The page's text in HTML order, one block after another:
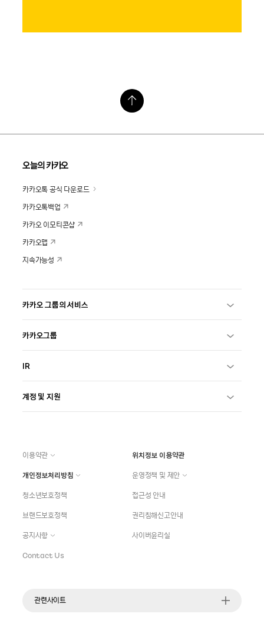
오늘의 카카오
카카오톡 공식 다운로드
카카오톡백업
카카오 이모티콘샵
카카오맵
지속가능성
카카오 그룹의 서비스
카카오그룹
IR
계정 및 지원
이용약관
위치정보 이용약관
개인정보처리방침
운영정책 및 제안
청소년보호정책
접근성 안내
브랜드보호정책
권리침해신고안내
공지사항
사이버윤리실
Contact Us
관련사이트